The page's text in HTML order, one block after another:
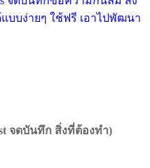
บบง่ายๆ ใช้ฟรี เอาไปพัฒนา
จดบันทึก สิ่งที่ต้องทำ)